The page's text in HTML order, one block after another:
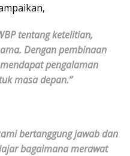
tentang ketelitian,
Dengan pembinaan
pengalaman
masa depan.”
bertanggung jawab dan
bagaimana merawat